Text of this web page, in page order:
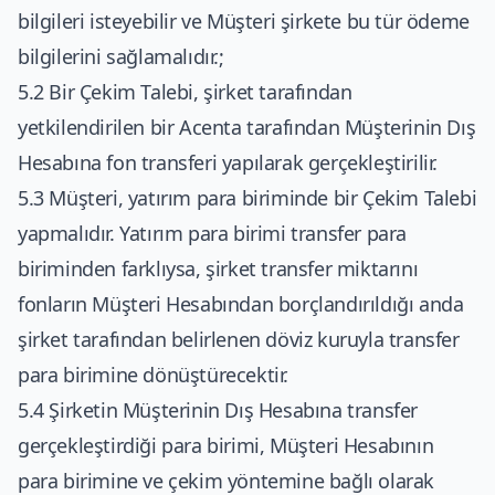
bilgileri isteyebilir ve Müşteri şirkete bu tür ödeme
bilgilerini sağlamalıdır.;
5.2 Bir Çekim Talebi, şirket tarafından
yetkilendirilen bir Acenta tarafından Müşterinin Dış
Hesabına fon transferi yapılarak gerçekleştirilir.
5.3 Müşteri, yatırım para biriminde bir Çekim Talebi
yapmalıdır. Yatırım para birimi transfer para
biriminden farklıysa, şirket transfer miktarını
fonların Müşteri Hesabından borçlandırıldığı anda
şirket tarafından belirlenen döviz kuruyla transfer
para birimine dönüştürecektir.
5.4 Şirketin Müşterinin Dış Hesabına transfer
gerçekleştirdiği para birimi, Müşteri Hesabının
para birimine ve çekim yöntemine bağlı olarak